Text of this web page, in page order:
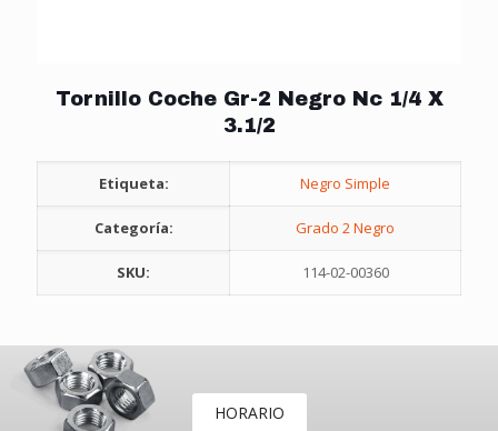
Tornillo Coche Gr-2 Negro Nc 1/4 X
3.1/2
Etiqueta: Negro Simple
Categoría: Grado 2 Negro
SKU: 114-02-00360
HORARIO